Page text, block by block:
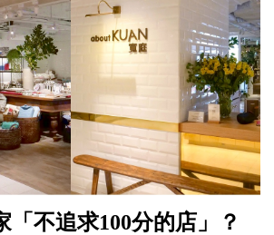
「不追求100分的店」？